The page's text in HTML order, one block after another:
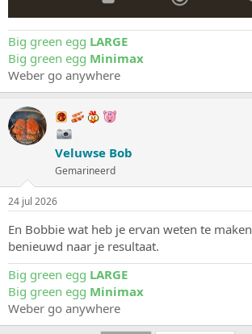
Big green egg LARGE
Big green egg Minimax
Weber go anywhere
Veluwse Bob
Gemarineerd
24 jul 2026
En Bobbie wat heb je ervan weten te maken
benieuwd naar je resultaat.
Big green egg LARGE
Big green egg Minimax
Weber go anywhere